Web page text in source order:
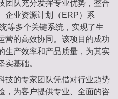
团队充分发挥专业优势，整合
企业资源计划（ERP）系
等多个关键系统，实现了生
营的高效协同。该项目的成功
生产效率和产品质量，为其实
基础。
技的专家团队凭借对行业趋势
，为客户提供专业、全面的咨